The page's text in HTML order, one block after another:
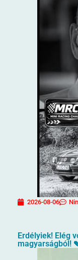
2026-08-06
Erdélyiek! Elég
magyarságból!